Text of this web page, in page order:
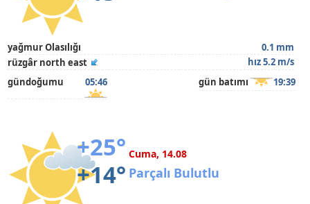
yağmur Olasılığı
0.1 mm
rüzgâr north east
hız 5.2 m/s
gündoğumu
05:46 gün batımı 19:39
+25°
+14°
Cuma, 14.08
Parçalı Bulutlu